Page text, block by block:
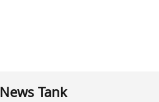
News Tank